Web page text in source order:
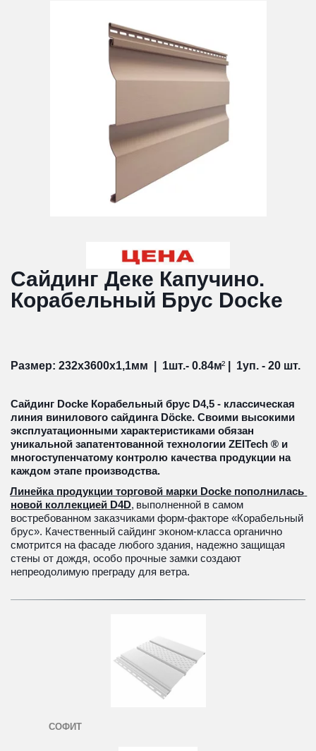
Сайдинг Деке Капучино.
Корабельный Брус Docke
Размер: 232х3600х1,1мм  |  1шт.- 0.84м² |  1уп. - 20 шт.
Сайдинг Docke Корабельный брус D4,5 - классическая
линия винилового сайдинга Döcke. Своими высокими
эксплуатационными характеристиками обязан
уникальной запатентованной технологии ZEITech ® и
многоступенчатому контролю качества продукции на
каждом этапе производства.
Линейка продукции торговой марки Docke пополнилась
новой коллекцией D4D, выполненной в самом
востребованном заказчиками форм-факторе «Корабельный
брус». Качественный сайдинг эконом-класса органично
смотрится на фасаде любого здания, надежно защищая
стены от дождя, особо прочные замки создают
непреодолимую преграду для ветра.
СОФИТ